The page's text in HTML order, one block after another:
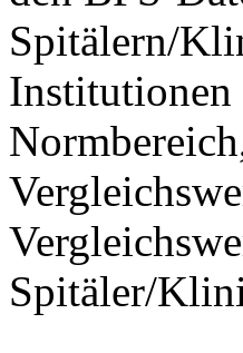
Spitälern/
Spitäler/